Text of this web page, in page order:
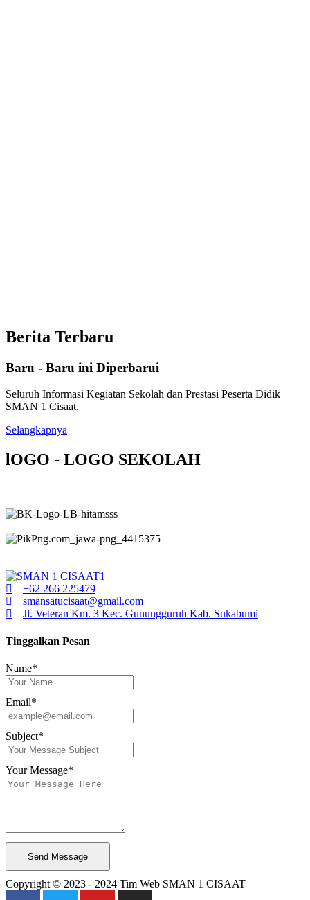
Berita Terbaru
Baru - Baru ini Diperbarui
Seluruh Informasi Kegiatan Sekolah dan Prestasi Peserta Didik
SMAN 1 Cisaat.
Selangkapnya
lOGO - LOGO SEKOLAH
+62 266 225479
smansatucisaat@gmail.com
Jl. Veteran Km. 3 Kec. Gunungguruh Kab. Sukabumi
Tinggalkan Pesan
Name*
Email*
Subject*
Your Message*
Send Message
Copyright © 2023 - 2024 Tim Web SMAN 1 CISAAT